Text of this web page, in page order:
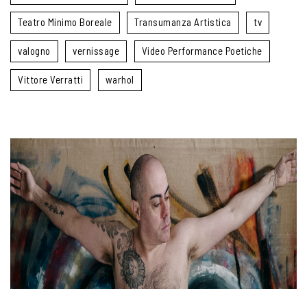
Teatro Minimo Boreale Transumanza Artistica tv
valogno vernissage Video Performance Poetiche
Vittore Verratti warhol